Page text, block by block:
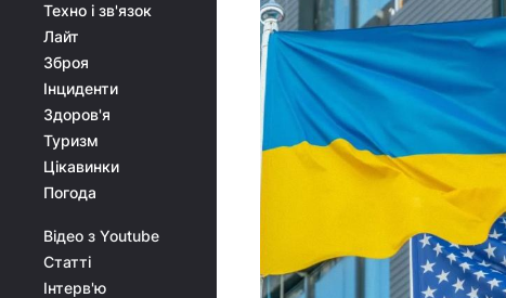
Техно і зв'язок
Лайт
Зброя
Інциденти
Здоров'я
Туризм
Цікавинки
Погода
Відео з Youtube
Статті
Інтерв'ю